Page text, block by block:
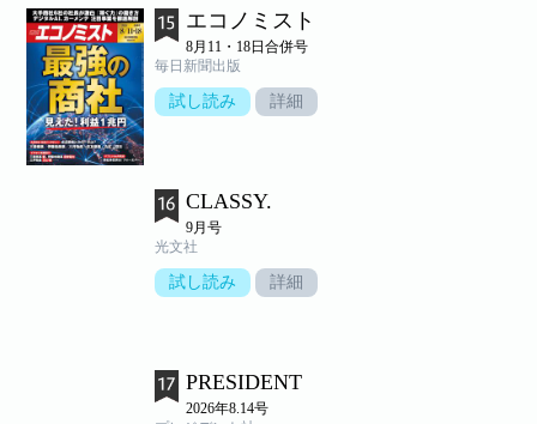
エコノミスト
8月11・18日合併号
毎日新聞出版
試し読み 詳細
CLASSY.
9月号
光文社
試し読み 詳細
PRESIDENT
2026年8.14号